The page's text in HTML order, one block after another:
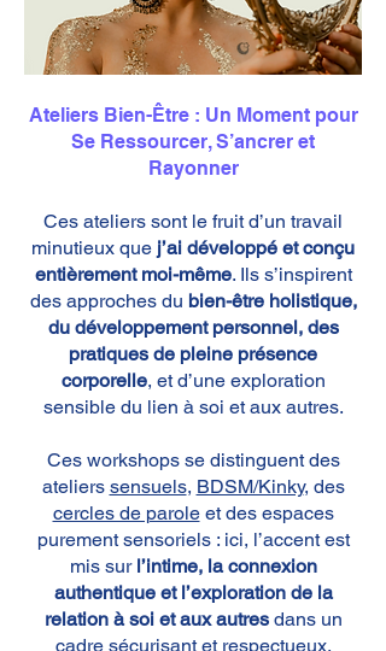
Ateliers Bien-Être : Un Moment pour
Se Ressourcer, S’ancrer et
Rayonner
Ces ateliers sont le fruit d’un travail
minutieux que j’ai développé et conçu
entièrement moi-même. Ils s’inspirent
des approches du bien-être holistique,
du développement personnel, des
pratiques de pleine présence
corporelle, et d’une exploration
sensible du lien à soi et aux autres.
Ces workshops se distinguent des
ateliers sensuels, BDSM/Kinky, des
cercles de paroleet des espaces
purement sensoriels : ici, l’accent est
mis sur l’intime, la connexion
authentique et l’exploration de la
relation à soi et aux autresdans un
cadre sécurisant et respectueux.